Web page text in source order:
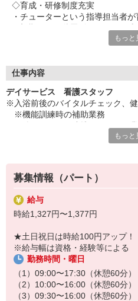
◇育成・研修制度充実
・チューターという指導担当者が
・キャリアアップ支援制度を活
・ツクイ独自の福祉厚生制度でプ
・子育て支援の福利厚生制度あ
・スタッフ何でも相談窓口やライ
口あり
◇頑張った分、スタッフに還元！
・パートは特別手当の支給あり
もっと
仕事内容
デイサービス 看護スタッフ
※入浴前後のバイタルチェック、
※機能訓練時の補助業務
デイサービスでお客様の生活に寄
がら信頼関係を築くことができる
りながら支援していけることも魅
直接いただけることがやりがいに
ークライフバランスに合わせた働
もっと
募集情報（パート）
給与
時給1,327円〜1,377円
★土日祝日は時給100円アップ！
※給与幅は資格・経験等による
勤務時間・曜日
（1）09:00〜17:30（休憩60分）
（2）10:00〜16:00（休憩60分）
（3）09:30〜16:00（休憩60分）